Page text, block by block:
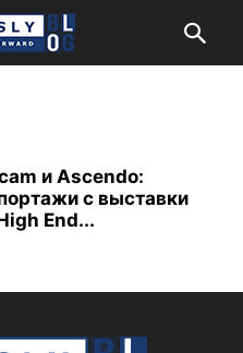
и Ascendo:
с выставки
End...